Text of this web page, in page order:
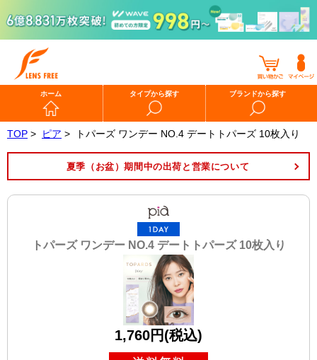
ホーム タイプから探す ブランドから探す
TOP > ピア > トパーズ ワンデー NO.4 デートトパーズ 10枚入り
夏季（お盆）期間中の出荷と営業について
トパーズ ワンデー NO.4 デートトパーズ 10枚入り
1,760円(税込)